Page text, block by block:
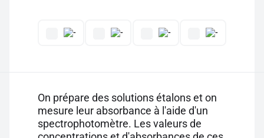
On prépare des solutions étalons et on
mesure leur absorbance à l'aide d'un
spectrophotomètre. Les valeurs de